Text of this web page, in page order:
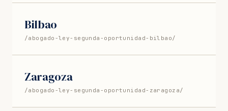
Bilbao
/abogado-ley-segunda-oportunidad-bilbao/
Zaragoza
/abogado-ley-segunda-oportunidad-zaragoza/